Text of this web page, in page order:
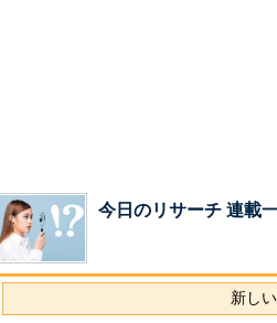
今日のリサーチ 連載
新し